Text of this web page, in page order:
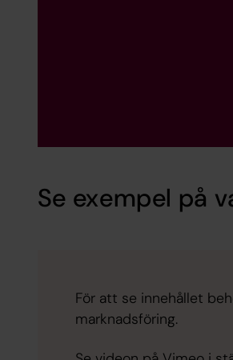
Se exempel på
För att se innehållet
marknadsföring.